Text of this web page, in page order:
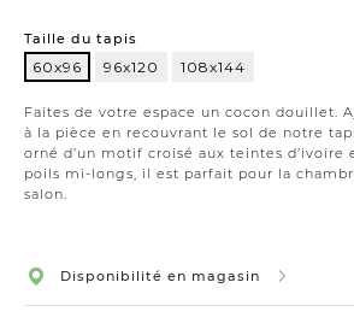
Faites de votre espace un cocon douillet.
à la pièce en recouvrant le sol de notre
orné d’un motif croisé aux teintes d’ivoire
poils mi-longs, il est parfait pour la
salon.
Taille du tapis
60x96 96x120 108x144
Disponibilité en magasin